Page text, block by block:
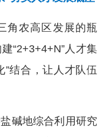
角农高区发展的瓶
“2+3+4+N”人才集
”结合，让人才队伍
碱地综合利用研究